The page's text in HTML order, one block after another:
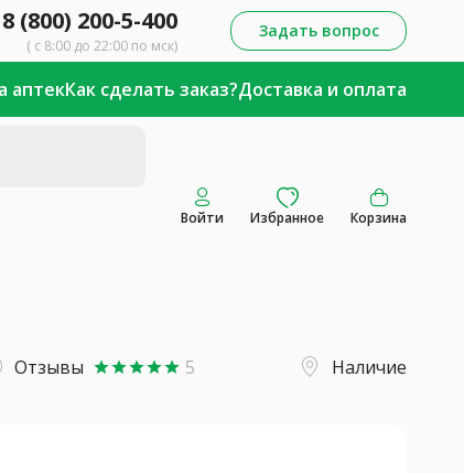
8 (800) 200-5-400
( с 8:00 до 22:00 по мск)
Задать вопрос
аптекКак сделать заказ?Доставка и оплата
Войти Избранное Корзина
Отзывы starstarstarstarstar 5 Наличие